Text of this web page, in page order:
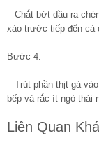
– Chắt bớt dầu ra
xào trước tiếp đến cà
Bước 4:
– Trút phần thịt gà
bếp và rắc ít ngò thái
Liên Quan